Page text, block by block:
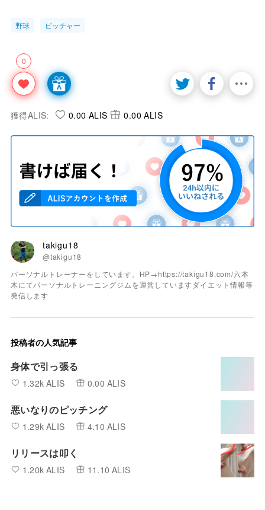
野球 ピッチャー
0
獲得ALIS: 0.00 ALIS 0.00 ALIS
takigu18
@takigu18
パーソナルトレーナーをしています。HP→https://takigu18.com/六本
木にてパーソナルトレーニングジムを運営していますダイエット情報等
発信します
投稿者の人気記事
身体で引っ張る
1.32k ALIS 0.00 ALIS
悪いなりのピッチング
1.29k ALIS 4.10 ALIS
リリースは叩く
1.20k ALIS 11.10 ALIS